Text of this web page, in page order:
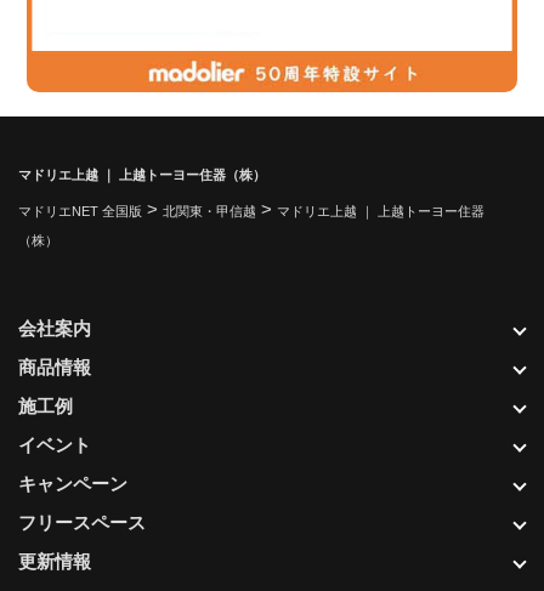
マドリエ上越 ｜ 上越トーヨー住器（株）
マドリエNET 全国版 > 北関東・甲信越 > マドリエ上越 ｜ 上越トーヨー住器
（株）
更新情報
会社案内
商品情報
施工例
イベント
キャンペーン
フリースペース